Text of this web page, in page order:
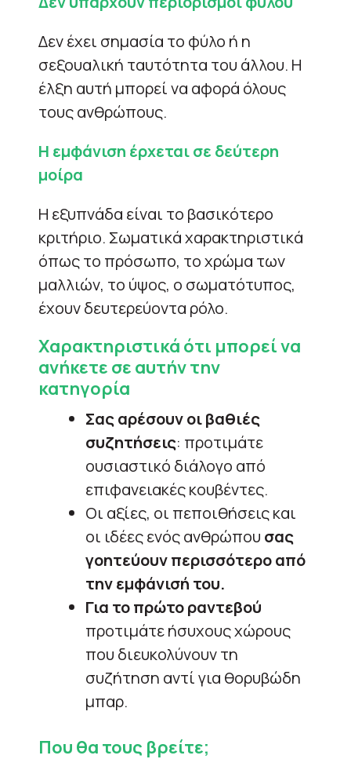
Δεν έχει σημασία το φύλο ή η
σεξουαλική ταυτότητα του άλλου. Η
έλξη αυτή μπορεί να αφορά όλους
τους ανθρώπους.
Η εμφάνιση έρχεται σε δεύτερη
μοίρα
Η εξυπνάδα είναι το βασικότερο
κριτήριο. Σωματικά χαρακτηριστικά
όπως το πρόσωπο, το χρώμα των
μαλλιών, το ύψος, ο σωματότυπος,
έχουν δευτερεύοντα ρόλο.
Χαρακτηριστικά ότι μπορεί να
ανήκετε σε αυτήν την
κατηγορία
Σας αρέσουν οι βαθιές
συζητήσεις: προτιμάτε
ουσιαστικό διάλογο από
επιφανειακές κουβέντες.
Οι αξίες, οι πεποιθήσεις και
οι ιδέες ενός ανθρώπου σας
γοητεύουν περισσότερο από
την εμφάνισή του.
Για το πρώτο ραντεβού
προτιμάτε ήσυχους χώρους
που διευκολύνουν τη
συζήτηση αντί για θορυβώδη
μπαρ.
Που θα τους βρείτε;